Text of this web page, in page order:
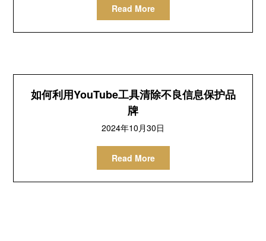
Read More
如何利用YouTube工具清除不良信息保护品
牌
2024年10月30日
Read More